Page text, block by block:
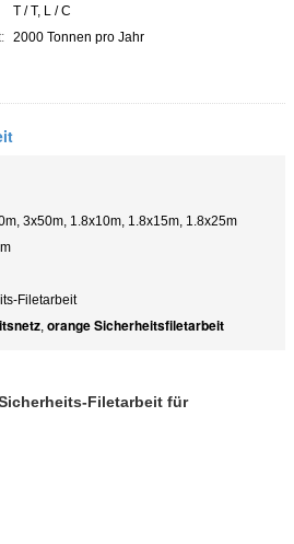
T / T, L / C
2000 Tonnen pro Jahr
3x50m, 1.8x10m, 1.8x15m, 1.8x25m
Filetarbeit
, orange Sicherheitsfiletarbeit
Filetarbeit für